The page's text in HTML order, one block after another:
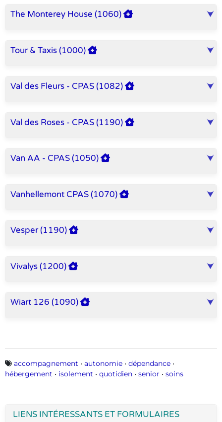
The Monterey House (1060)
Tour & Taxis (1000)
Val des Fleurs - CPAS (1082)
Val des Roses - CPAS (1190)
Van AA - CPAS (1050)
Vanhellemont CPAS (1070)
Vesper (1190)
Vivalys (1200)
Wiart 126 (1090)
Mots-clés
accompagnement • autonomie • dépendance •
hébergement • isolement • quotidien • senior • soins
LIENS INTÉRESSANTS ET FORMULAIRES